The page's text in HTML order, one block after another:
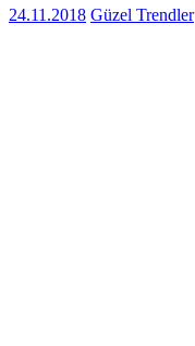
24.11.2018 Güzel Trendler